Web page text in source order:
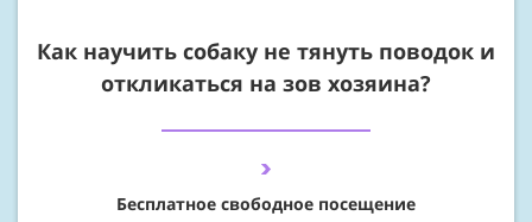
Как научить собаку не тянуть поводок и
откликаться на зов хозяина?
Бесплатное свободное посещение